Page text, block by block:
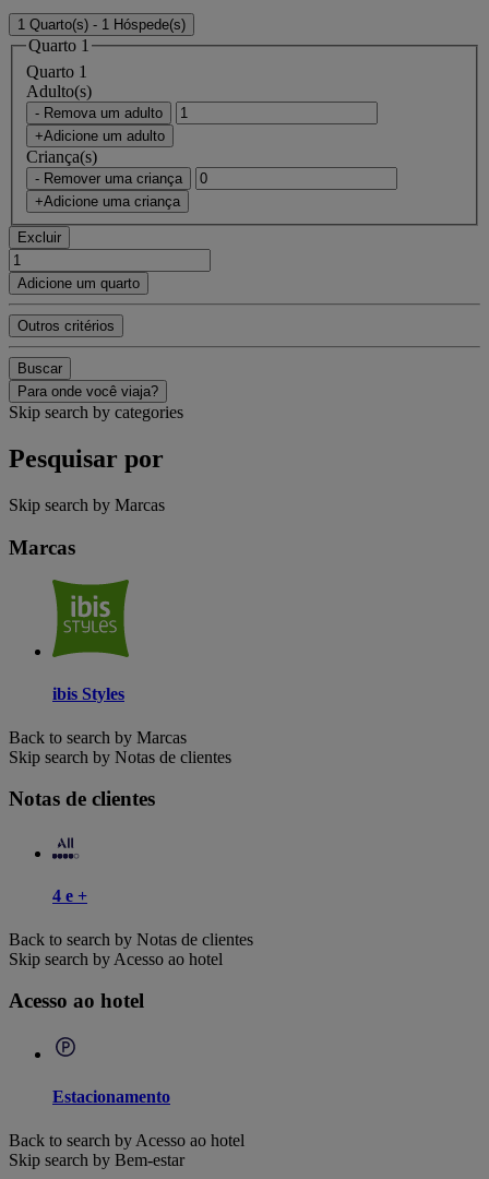
1 Quarto(s) - 1 Hóspede(s)
Quarto 1
Quarto 1
Adulto(s)
- Remova um adulto
+Adicione um adulto
Criança(s)
- Remover uma criança
+Adicione uma criança
Excluir
Adicione um quarto
Outros critérios
Buscar
Para onde você viaja?
Skip search by categories
Pesquisar por
Skip search by Marcas
Marcas
ibis Styles
Back to search by Marcas
Skip search by Notas de clientes
Notas de clientes
4 e +
Back to search by Notas de clientes
Skip search by Acesso ao hotel
Acesso ao hotel
Estacionamento
Back to search by Acesso ao hotel
Skip search by Bem-estar